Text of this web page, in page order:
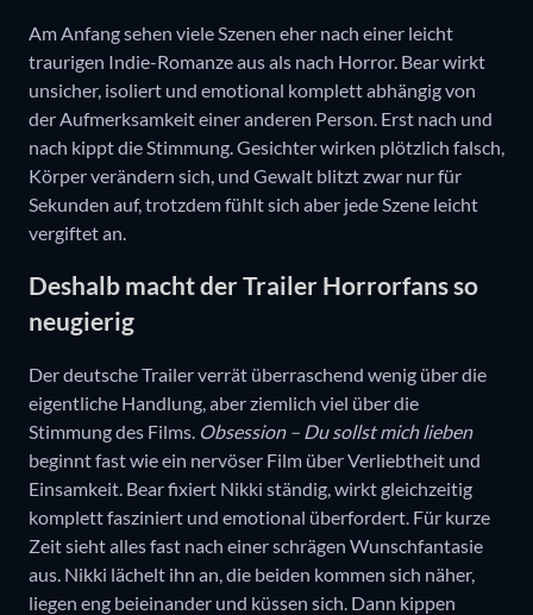
Am Anfang sehen viele Szenen eher nach einer leicht
traurigen Indie-Romanze aus als nach Horror. Bear wirkt
unsicher, isoliert und emotional komplett abhängig von
der Aufmerksamkeit einer anderen Person. Erst nach und
nach kippt die Stimmung. Gesichter wirken plötzlich falsch,
Körper verändern sich, und Gewalt blitzt zwar nur für
Sekunden auf, trotzdem fühlt sich aber jede Szene leicht
vergiftet an.
Deshalb macht der Trailer Horrorfans so
neugierig
Der deutsche Trailer verrät überraschend wenig über die
eigentliche Handlung, aber ziemlich viel über die
Stimmung des Films. Obsession – Du sollst mich lieben
beginnt fast wie ein nervöser Film über Verliebtheit und
Einsamkeit. Bear fixiert Nikki ständig, wirkt gleichzeitig
komplett fasziniert und emotional überfordert. Für kurze
Zeit sieht alles fast nach einer schrägen Wunschfantasie
aus. Nikki lächelt ihn an, die beiden kommen sich näher,
liegen eng beieinander und küssen sich. Dann kippen